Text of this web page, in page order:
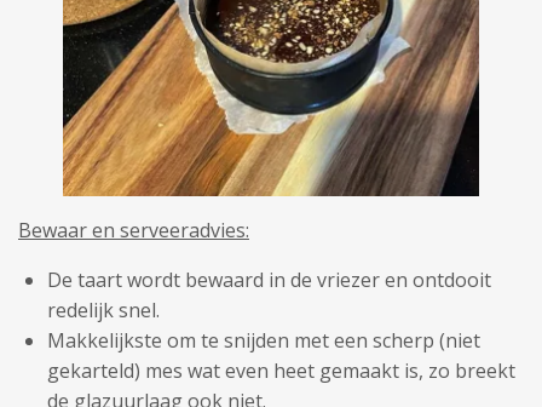
Bewaar en serveeradvies:
De taart wordt bewaard in de vriezer en ontdooit
redelijk snel.
Makkelijkste om te snijden met een scherp (niet
gekarteld) mes wat even heet gemaakt is, zo breekt
de glazuurlaag ook niet.